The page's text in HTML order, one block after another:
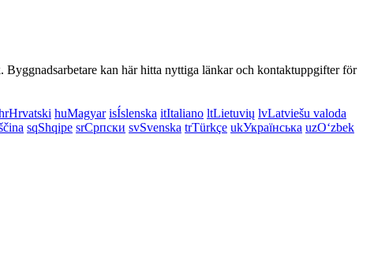
kan här hitta nyttiga länkar och kontaktuppgifter för
Hrvatski huMagyar isÍslenska itItaliano ltLietuvių lvLatviešu valoda
sqShqipe srСрпски svSvenska trTürkçe ukУкраїнська uzOʻzbek